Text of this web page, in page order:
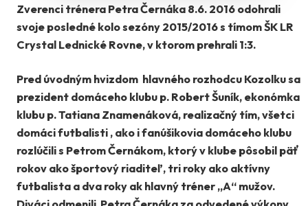
Zverenci trénera Petra Černáka 8.6. 2016 odohrali
svoje posledné kolo sezóny 2015/2016 s tímom ŠK LR
Crystal Lednické Rovne, v ktorom prehrali 1:3.
Pred úvodným hvizdom hlavného rozhodcu Kozolku sa
prezident domáceho klubu p. Robert Šuník, ekonómka
klubu p. Tatiana Znamenáková, realizačný tím, všetci
domáci futbalisti , ako i fanúšikovia domáceho klubu
rozlúčili s Petrom Černákom, ktorý v klube pôsobil päť
rokov ako športový riaditeľ, tri roky ako aktívny
futbalista a dva roky ak hlavný tréner „A“ mužov.